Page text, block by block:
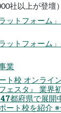
社以上が登壇）
ットフォーム
ットフォーム
業
ト校 オンライ
ェスタ』 業界
都府県で展開
ート校を紹介